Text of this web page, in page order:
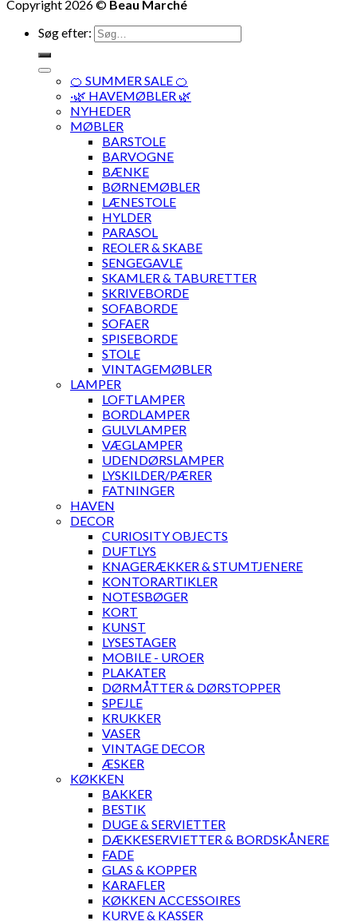
Copyright 2026 © Beau Marché
Søg efter:
🍊 SUMMER SALE 🍊
·🌿 HAVEMØBLER 🌿
NYHEDER
MØBLER
BARSTOLE
BARVOGNE
BÆNKE
BØRNEMØBLER
LÆNESTOLE
HYLDER
PARASOL
REOLER & SKABE
SENGEGAVLE
SKAMLER & TABURETTER
SKRIVEBORDE
SOFABORDE
SOFAER
SPISEBORDE
STOLE
VINTAGEMØBLER
LAMPER
LOFTLAMPER
BORDLAMPER
GULVLAMPER
VÆGLAMPER
UDENDØRSLAMPER
LYSKILDER/PÆRER
FATNINGER
HAVEN
DECOR
CURIOSITY OBJECTS
DUFTLYS
KNAGERÆKKER & STUMTJENERE
KONTORARTIKLER
NOTESBØGER
KORT
KUNST
LYSESTAGER
MOBILE - UROER
PLAKATER
DØRMÅTTER & DØRSTOPPER
SPEJLE
KRUKKER
VASER
VINTAGE DECOR
ÆSKER
KØKKEN
BAKKER
BESTIK
DUGE & SERVIETTER
DÆKKESERVIETTER & BORDSKÅNERE
FADE
GLAS & KOPPER
KARAFLER
KØKKEN ACCESSOIRES
KURVE & KASSER